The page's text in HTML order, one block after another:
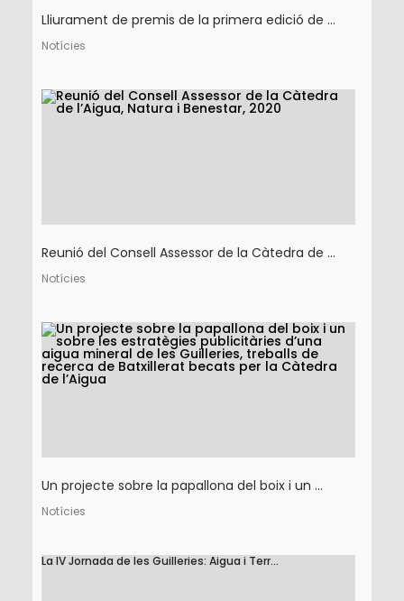
Lliurament de premis de la primera edició de ...
Notícies
Reunió del Consell Assessor de la Càtedra de ...
Notícies
Un projecte sobre la papallona del boix i un ...
Notícies
La IV Jornada de les Guilleries: Aigua i Terr...